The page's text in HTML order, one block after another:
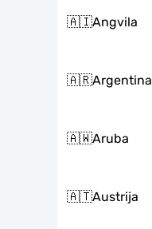
🇦🇮Angvila
🇦🇷Argentina
🇦🇼Aruba
🇦🇹Austrija